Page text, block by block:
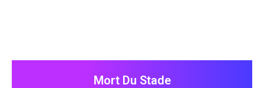
Mort Du Stade